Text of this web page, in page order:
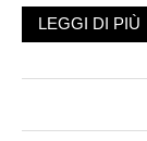
pregiudizi che
politiche
e Londra ed è
LEGGI DI PIÙ